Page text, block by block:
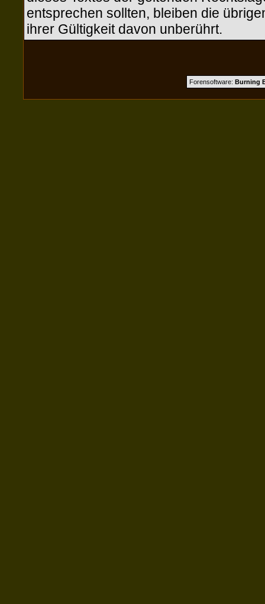
entsprechen sollten, bleiben die
ihrer Gültigkeit davon unberührt.
Forensoftware: Burning